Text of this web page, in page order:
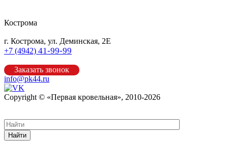
Кострома
г. Кострома, ул. Деминская, 2Е
+7 (4942) 41-99-99
Заказать звонок
info@pk44.ru
Copyright © «Первая кровельная», 2010-2026
Найти